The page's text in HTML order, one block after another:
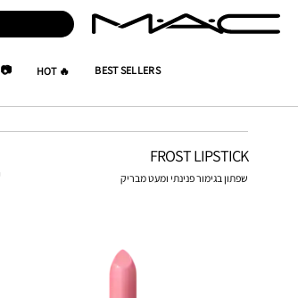
BEST SELLERS
🔥 HOT
📷 BUNDLEBULLET
FROST LIPSTICK
שפתון בגימור פנינתי ומעט מבריק